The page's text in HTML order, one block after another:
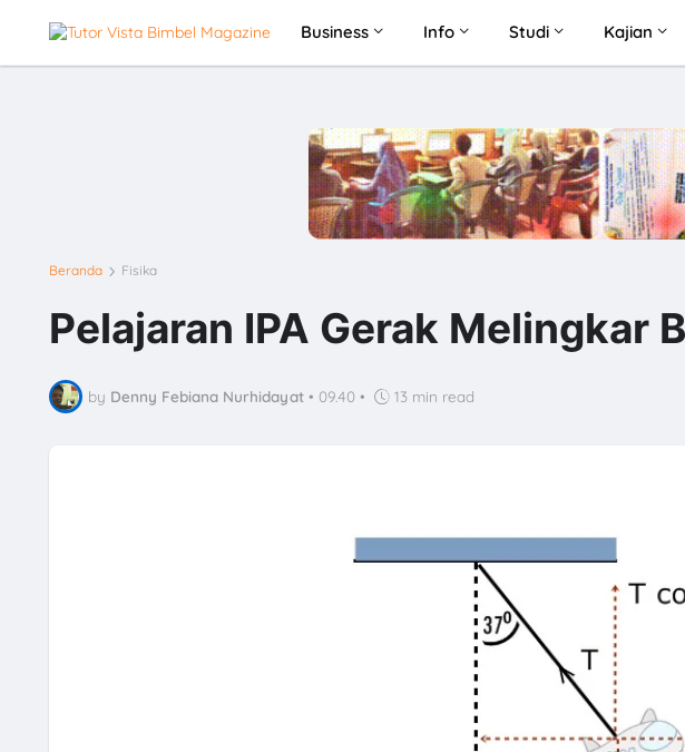
Business Info Studi Kajian
Beranda Fisika
Pelajaran IPA Gerak Melingkar
by Denny Febiana Nurhidayat • 09.40 • 13 min read